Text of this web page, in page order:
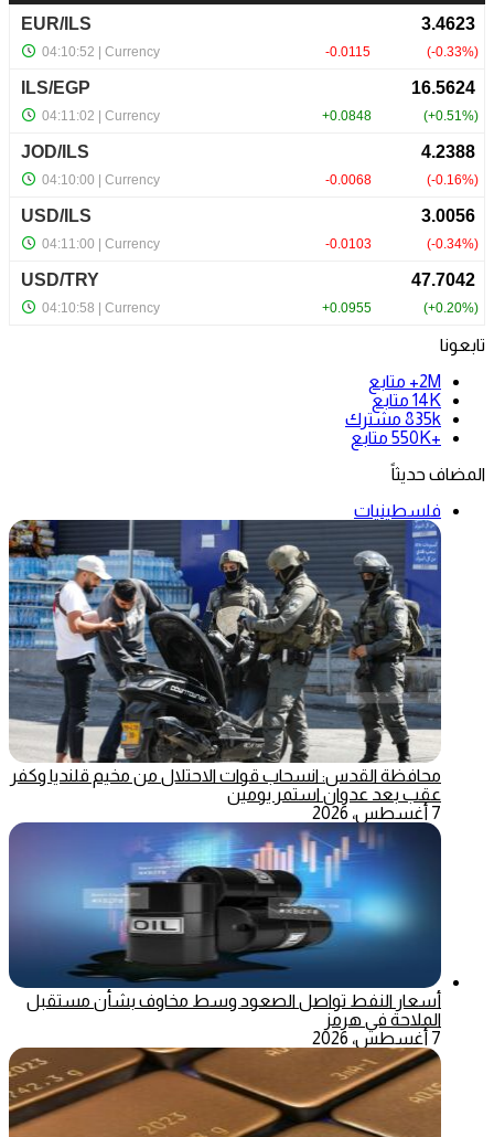
تابعونا
2M+
متابع
14K متابع
835k مشترك
+550K
متابع
المضاف حديثاً
فلسطينيات
محافظة القدس: انسحاب قوات الاحتلال من مخيم قلنديا وكفر
عقب بعد عدوان استمر يومين
7 أغسطس، 2026
أسعار النفط تواصل الصعود وسط مخاوف بشأن مستقبل
الملاحة في هرمز
7 أغسطس، 2026